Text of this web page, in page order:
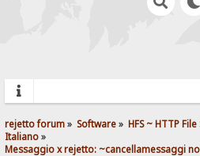
rejetto forum» Software» HFS ~ HTTP
Italiano»
Messaggio x rejetto: ~cancellamessaggi